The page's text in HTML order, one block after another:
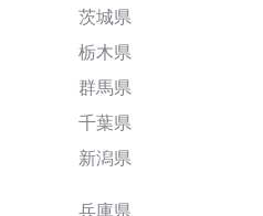
茨城県
栃木県
群馬県
千葉県
新潟県
兵庫県